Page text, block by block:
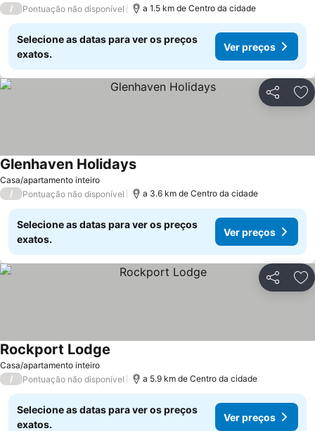
/ Pontuação não disponível a 1.5 km de Centro da cidade
Selecione as datas para ver os preços
exatos.
Ver preços
Partilhar
Casa/apartamento inteiro
Glenhaven HolidaysVer preços
/ Pontuação não disponível a 3.6 km de Centro da cidade
Selecione as datas para ver os preços
exatos.
Ver preços
Partilhar
Casa/apartamento inteiro
Rockport Lodge
/ Pontuação não disponível a 5.9 km de Centro da cidade
Selecione as datas para ver os preços
exatos.
Ver preços